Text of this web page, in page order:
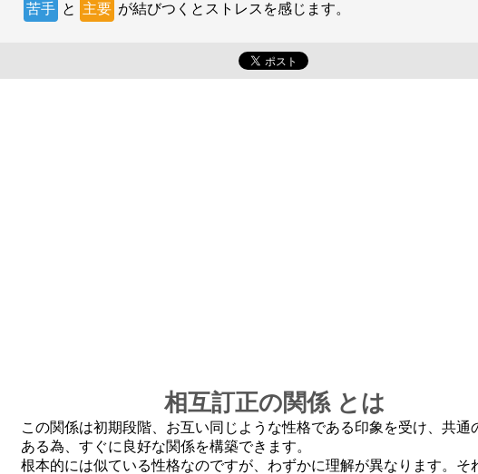
苦手 と 主要 が結びつくとストレスを感じます。
相互訂正の関係 とは
この関係は初期段階、お互い同じような性格である印象を受け、共通
ある為、すぐに良好な関係を構築できます。
根本的には似ている性格なのですが、わずかに理解が異なります。そ